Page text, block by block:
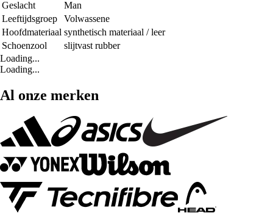
Geslacht
Man
Leeftijdsgroep
Volwassene
Hoofdmateriaal synthetisch materiaal / leer
Schoenzool
slijtvast rubber
Loading...
Loading...
Al onze merken